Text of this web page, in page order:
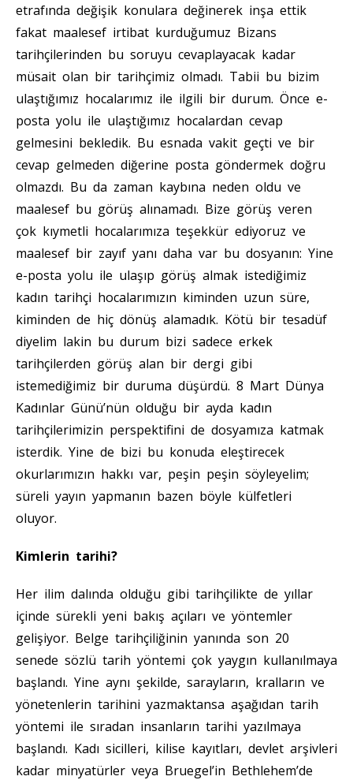
etrafında değişik konulara değinerek inşa ettik
fakat maalesef irtibat kurduğumuz Bizans
tarihçilerinden bu soruyu cevaplayacak kadar
müsait olan bir tarihçimiz olmadı. Tabii bu bizim
ulaştığımız hocalarımız ile ilgili bir durum. Önce e-
posta yolu ile ulaştığımız hocalardan cevap
gelmesini bekledik. Bu esnada vakit geçti ve bir
cevap gelmeden diğerine posta göndermek doğru
olmazdı. Bu da zaman kaybına neden oldu ve
maalesef bu görüş alınamadı. Bize görüş veren
çok kıymetli hocalarımıza teşekkür ediyoruz ve
maalesef bir zayıf yanı daha var bu dosyanın: Yine
e-posta yolu ile ulaşıp görüş almak istediğimiz
kadın tarihçi hocalarımızın kiminden uzun süre,
kiminden de hiç dönüş alamadık. Kötü bir tesadüf
diyelim lakin bu durum bizi sadece erkek
tarihçilerden görüş alan bir dergi gibi
istemediğimiz bir duruma düşürdü. 8 Mart Dünya
Kadınlar Günü’nün olduğu bir ayda kadın
tarihçilerimizin perspektifini de dosyamıza katmak
isterdik. Yine de bizi bu konuda eleştirecek
okurlarımızın hakkı var, peşin peşin söyleyelim;
süreli yayın yapmanın bazen böyle külfetleri
oluyor.
Kimlerin tarihi?
Her ilim dalında olduğu gibi tarihçilikte de yıllar
içinde sürekli yeni bakış açıları ve yöntemler
gelişiyor. Belge tarihçiliğinin yanında son 20
senede sözlü tarih yöntemi çok yaygın kullanılmaya
başlandı. Yine aynı şekilde, sarayların, kralların ve
yönetenlerin tarihini yazmaktansa aşağıdan tarih
yöntemi ile sıradan insanların tarihi yazılmaya
başlandı. Kadı sicilleri, kilise kayıtları, devlet arşivleri
kadar minyatürler veya Bruegel’in Bethlehem’de